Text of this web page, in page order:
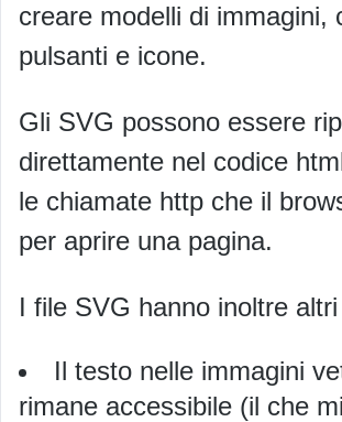
creare modelli di immagini,
pulsanti e icone.
Gli SVG possono essere
direttamente nel codice
le chiamate http che il
per aprire una pagina.
I file SVG hanno inoltre
Il testo nelle immagini
rimane accessibile (il che